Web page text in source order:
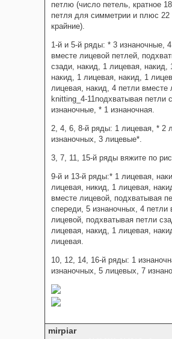
петлю (число петель, кратное
петля для симметрии и плюс 22
крайние).
1-й и 5-й ряды: * 3 изнаночные,
вместе лицевой петлей,
сзади, накид, 1 лицевая, накид,
накид, 1 лицевая, накид, 1
лицевая, накид, 4 петли вместе
knitting_4-11подхватывая петли
изнаночные, * 1 изнаночная.
2, 4, 6, 8-й ряды: 1 лицевая, * 2
изнаночных, 3 лицевые*.
3, 7, 11, 15-й ряды вяжите по
9-й и 13-й ряды:* 1 лицевая,
лицевая, никид, 1 лицевая,
вместе лицевой, подхватывая
спереди, 5 изнаночных, 4 петли
лицевой, подхватывая петли
лицевая, накид, 1 лицевая,
лицевая.
10, 12, 14, 16-й ряды: 1
изнаночных, 5 лицевых, 7
mirpiar